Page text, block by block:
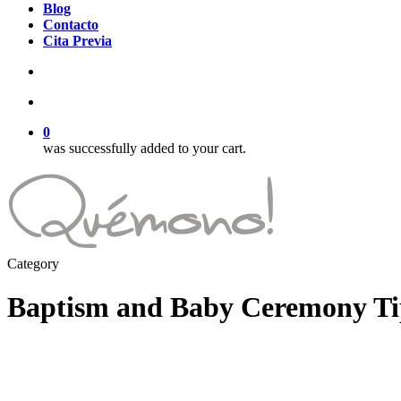
Blog
Contacto
Cita Previa
0
was successfully added to your cart.
Category
Baptism and Baby Ceremony